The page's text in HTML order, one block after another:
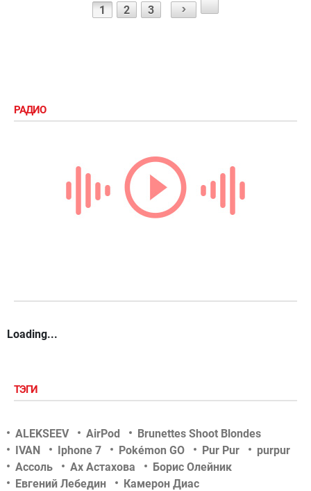
1 2 3
РАДИО
Loading...
ТЭГИ
ALEKSEEV AirPod
Brunettes Shoot Blondes
IVAN
Iphone 7 Pokémon GO Pur Pur
purpur
Ассоль
Ах Астахова
Борис Олейник
Евгений Лебедин
Камерон Диас